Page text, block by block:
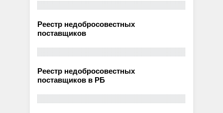
Реестр недобросовестных
поставщиков
Реестр недобросовестных
поставщиков в РБ